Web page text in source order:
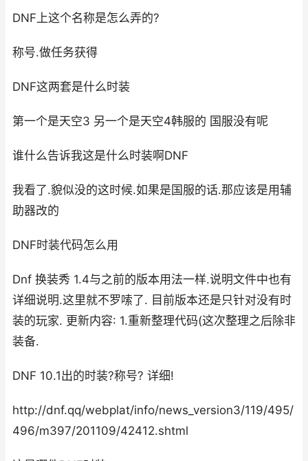
DNF上这个名称是怎么弄的?
称号.做任务获得
DNF这两套是什么时装
第一个是天空3 另一个是天空4韩服的 国服没有呢
谁什么告诉我这是什么时装啊DNF
我看了.貌似没的这时候.如果是国服的话.那应该是用辅
助器改的
DNF时装代码怎么用
Dnf 换装秀 1.4与之前的版本用法一样.说明文件中也有
详细说明.这里就不罗嗦了. 目前版本还是只针对没有时
装的玩家. 更新内容: 1.重新整理代码(这次整理之后除非
装备.
DNF 10.1出的时装?称号? 详细!
http://dnf.qq/webplat/info/news_version3/119/495/
496/m397/201109/42412.shtml